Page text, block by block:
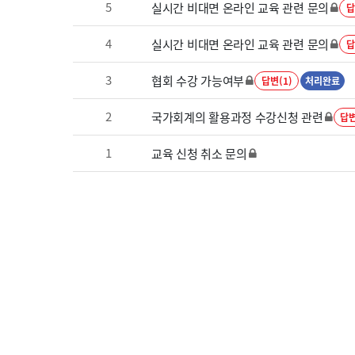
5 실시간 비대면 온라인 교육 관련 문의
4 실시간 비대면 온라인 교육 관련 문의
3 협회 수강 가능여부 답변(1) 처리완료
2 국가회계의 활용과정 수강신청 관련 답
1 교육 신청 취소 문의